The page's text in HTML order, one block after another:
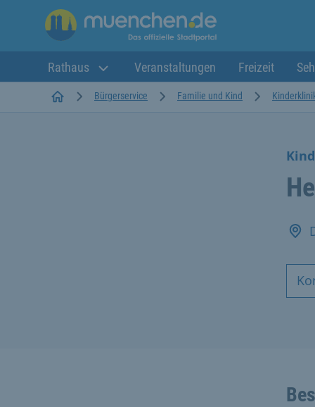
Rathaus Veranstaltungen Freizeit
StartseiteBürgerservice Familie und Kind